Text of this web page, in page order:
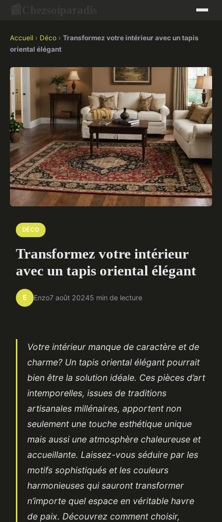
Accueil › Déco › Transformez votre intérieur avec un tapis
oriental élégant
DÉCO
Transformez votre intérieur
avec un tapis oriental élégant
E Enzo7 août 20245 min de lecture
Votre intérieur manque de caractère et de
charme? Un tapis oriental élégant pourrait
bien être la solution idéale. Ces pièces d’art
intemporelles, issues de traditions
artisanales millénaires, apportent non
seulement une touche esthétique unique
mais aussi une atmosphère chaleureuse et
accueillante. Laissez-vous séduire par les
motifs sophistiqués et les couleurs
harmonieuses qui sauront transformer
n’importe quel espace en véritable havre
de paix. Découvrez comment choisir,